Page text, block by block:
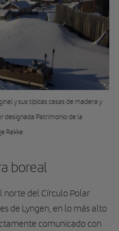
y sus típicas casas de madera y
designada Patrimonio de la
Rakke
boreal
norte del Círculo Polar
de Lyngen, en lo más alto
comunicado con